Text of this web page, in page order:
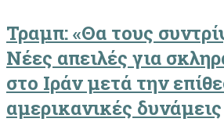
Τραμπ: «Θα τους
Νέες απειλές για
στο Ιράν μετά την
αμερικανικές δυνάμεις